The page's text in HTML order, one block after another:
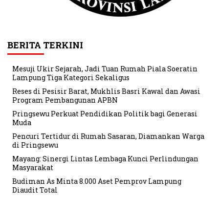
BERITA TERKINI
Mesuji Ukir Sejarah, Jadi Tuan Rumah Piala Soeratin
Lampung Tiga Kategori Sekaligus
Reses di Pesisir Barat, Mukhlis Basri Kawal dan Awasi
Program Pembangunan APBN
Pringsewu Perkuat Pendidikan Politik bagi Generasi
Muda
Pencuri Tertidur di Rumah Sasaran, Diamankan Warga
di Pringsewu
Mayang: Sinergi Lintas Lembaga Kunci Perlindungan
Masyarakat
Budiman As Minta 8.000 Aset Pemprov Lampung
Diaudit Total